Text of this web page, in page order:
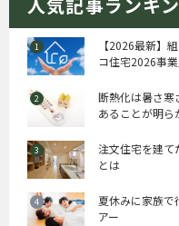
【2026最新】
コ住宅2026事
断熱化は暑さ寒
あることが明ら
注文住宅を建て
とは
夏休みに家族で
アー